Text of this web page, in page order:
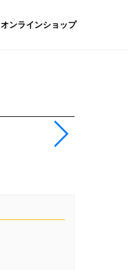
オンラインショップ